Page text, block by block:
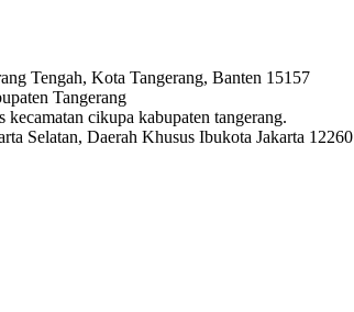
Tengah, Kota Tangerang, Banten 15157
Tangerang
cikupa kabupaten tangerang.
Selatan, Daerah Khusus Ibukota Jakarta 12260